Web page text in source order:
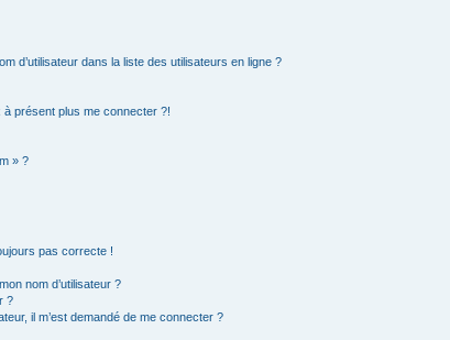
d’utilisateur dans la liste des utilisateurs en ligne ?
à présent plus me connecter ?!
» ?
pas correcte !
nom d’utilisateur ?
?
il m’est demandé de me connecter ?